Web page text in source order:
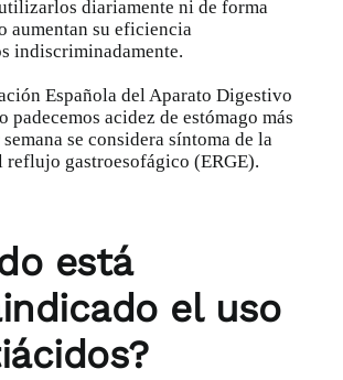
diariamente ni de forma
aumentan su eficiencia
indiscriminadamente.
Española del Aparato Digestivo
padecemos acidez de estómago más
se considera síntoma de la
reflujo gastroesofágico (ERGE).
está
el uso